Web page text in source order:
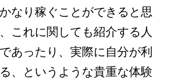
なり稼ぐことができると思
これに関しても紹介する人
あったり、実際に自分が利
、というような貴重な体験